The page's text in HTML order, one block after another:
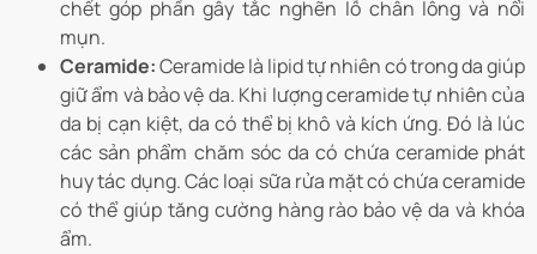
chết góp phần gây tắc nghẽn lỗ chân lông và nổi
mụn.
Ceramide:Ceramide là lipid tự nhiên có trong da giúp
giữ ẩm và bảo vệ da. ​​Khi lượng ceramide tự nhiên của
da bị cạn kiệt, da có thể bị khô và kích ứng. Đó là lúc
các sản phẩm chăm sóc da có chứa ceramide phát
huy tác dụng. Các loại sữa rửa mặt có chứa ceramide
có thể giúp tăng cường hàng rào bảo vệ da và khóa
ẩm.